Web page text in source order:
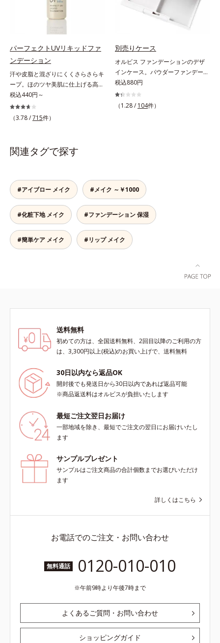
ン酸2Na）配合＝自然な仕上がりで
させる設計のこと
収剤不使用のうえ、敏感肌対象パッ
チテスト済(*2)、ノンコメドジェニ
ことを考えた設計。さらに美容成分
に包まれた水分保持力の高い粉体や
肌をいたわる保湿成分をたっぷり配
合しました。肌にやさしいだけでな
く、毛穴や凸凹、赤みをカバーし
て、自然な陶器肌を叶えます。*1
乾燥など*2 すべての人に皮膚刺激
がおきないというわけではありませ
ありません。
ので、スキンケアの後はBBクリー
ムを塗るだけでベースメイクまで一
気に完成。使うほどに肌を美しく整
パーフェクトUVリキッドファ
ンデーション
汗や皮脂と混ざりにくくさらさらキ
ープ。ほのツヤ美肌に仕上げる高
SPFファンデ。SPF50・PA++++で紫
外線を強力カットしながら、さらさ
ら美肌が10時間(*)続くリキッドフ
で、時間が経ってもくすみにくく、
くずれにくく、軽やかにピタッとフ
の粉体を採用したことで、より多く
均一に光を拡散することを実現。毛
穴やシミの目立ちにくい“ほのツヤ
美肌”に仕上げます。ウォータープ
ルーフテスト済で、アウトドアにも
おすすめです。* 10時間化粧持ちデ
ータ取得済（当社調べ）効果には個
税込440円～
（3.78 /715件）
別売りケース
オルビス ファンデーションのデザ
インケース。パウダーファンデーシ
ョンの別売りケースです。シンプル
で使いやすい上品なシルバーの別売
りケースは、タイムレスフィットフ
税込880円
（1.28 / 104件）
関連タグで探す
#アイブロー メイク #メイク ～￥1000
#化粧下地 メイク #ファンデーション 保湿
#簡単ケア メイク #リップ メイク
送料無料
初めての方は、全国送料無料、2回目以降のご利用の方
は、3,300円以上(税込)のお買い上げで、送料無料
30日以内なら返品OK
開封後でも発送日から30日以内であれば返品可能
※商品返送料はオルビスが負担いたします
最短ご注文翌日お届け
一部地域を除き、最短でご注文の翌日にお届けいたし
ます
サンプルプレゼント
サンプルはご注文商品の合計個数までお選びいただけ
ます
詳しくはこちら
お電話でのご注文・お問い合わせ
無料通話 0120-010-010
午前9時より午後7時まで
よくあるご質問・お問い合わせ
ショッピングガイド